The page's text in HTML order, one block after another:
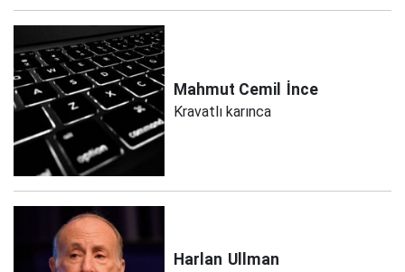
Mahmut Cemil İnce
Kravatlı karınca
Harlan Ullman